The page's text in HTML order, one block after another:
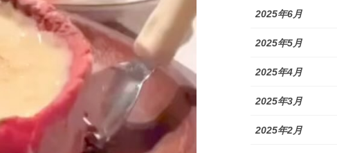
2025年6月
2025年5月
2025年4月
2025年3月
2025年2月